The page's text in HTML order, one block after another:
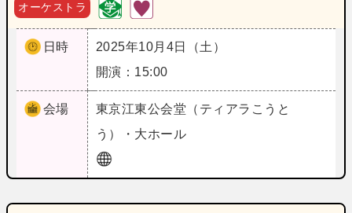
オーケストラ
日時
2025年10月4日（土）
開演：15:00
会場 東京江東公会堂（ティアラこうと
う）・大ホール